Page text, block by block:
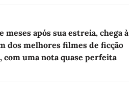
meses após sua estreia, chega à
dos melhores filmes de ficção
com uma nota quase perfeita